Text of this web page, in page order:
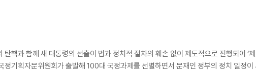
핵과 함께 새 대통령의 선출이 법과 정치적 절차의 훼손 없이 제도적으로 진행되어 ‘
기획자문위원회가 출발해 100대 국정과제를 선별하면서 문재인 정부의 정치 일정이